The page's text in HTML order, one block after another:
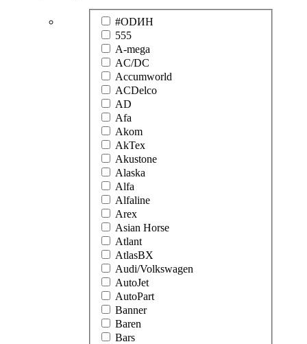
#ODИН
555
A-mega
AC/DC
Accumworld
ACDelco
AD
Afa
Akom
AkTex
Akustone
Alaska
Alfa
Alfaline
Arex
Asian Horse
Atlant
AtlasBX
Audi/Volkswagen
AutoJet
AutoPart
Banner
Baren
Bars